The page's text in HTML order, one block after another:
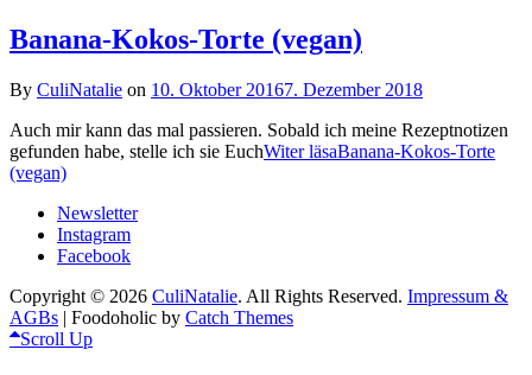
Banana-Kokos-Torte (vegan)
By CuliNatalie on 10. Oktober 20167. Dezember 2018
Auch mir kann das mal passieren. Sobald ich meine Rezeptnotizen
gefunden habe, stelle ich sie EuchWiter läsaBanana-Kokos-Torte
(vegan)
Newsletter
Instagram
Facebook
Copyright © 2026 CuliNatalie. All Rights Reserved. Impressum &
AGBs | Foodoholic by Catch Themes
Scroll Up